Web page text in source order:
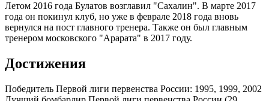
Летом 2016 года Булатов возглавил "Сахалин". В марте 2017
года он покинул клуб, но уже в феврале 2018 года вновь
вернулся на пост главного тренера. Также он был главным
тренером московского "Арарата" в 2017 году.
Достижения
Победитель Первой лиги первенства России: 1995, 1999, 2002